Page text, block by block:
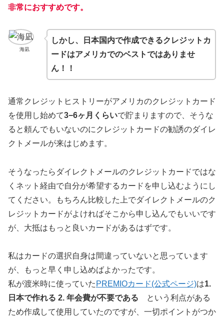
非常におすすめです。
海凪
しかし、日本国内で作成できるクレジットカ
ードはアメリカでのベストではありませ
ん！！
通常クレジットヒストリーがアメリカのクレジットカード
を使用し始めて3−6ヶ月くらいで貯まりますので、そうな
ると頼んでもいないのにクレジットカードの勧誘のダイレ
クトメールが来はじめます。
そうなったらダイレクトメールのクレジットカードではな
くネット経由で自分が希望するカードを申し込むようにし
てください。もちろん比較した上でダイレクトメールのク
レジットカードがよければそこから申し込んでもいいです
が、大抵はもっと良いカードがあるはずです。
私はカードの選択自身は間違っていないと思っています
が、もっと早く申し込めばよかったです。
私が渡米時に使っていた PREMIOカード(公式ページ)は1.
日本で作れる 2. 年会費が不要である という利点がある
ため作成して使用していたのですが、一切ポイントがつか